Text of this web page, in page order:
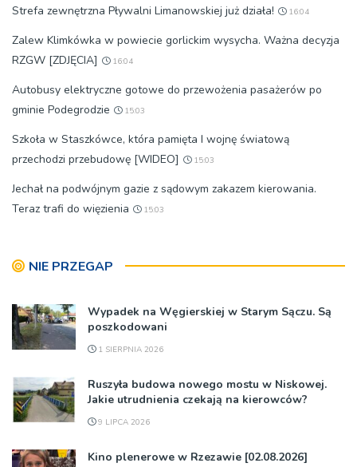
Strefa zewnętrzna Pływalni Limanowskiej już działa! 16:04
Zalew Klimkówka w powiecie gorlickim wysycha. Ważna decyzja
RZGW [ZDJĘCIA]
16:04
Autobusy elektryczne gotowe do przewożenia pasażerów po
gminie Podegrodzie
15:03
Szkoła w Staszkówce, która pamięta I wojnę światową
przechodzi przebudowę [WIDEO]
15:03
Jechał na podwójnym gazie z sądowym zakazem kierowania.
Teraz trafi do więzienia
15:03
NIE PRZEGAP
Wypadek na Węgierskiej w Starym Sączu. Są
poszkodowani
1 SIERPNIA 2026
Ruszyła budowa nowego mostu w Niskowej.
Jakie utrudnienia czekają na kierowców?
9 LIPCA 2026
Kino plenerowe w Rzezawie [02.08.2026]